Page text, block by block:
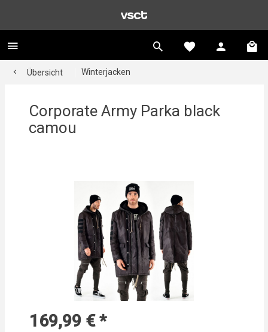
Übersicht Winterjacken
Corporate Army Parka black
camou
169,99 € *